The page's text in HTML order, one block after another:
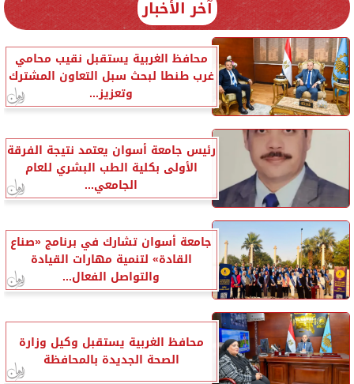
آخر الأخبار
محافظ الغربية يستقبل نقيب محامي
غرب طنطا لبحث سبل التعاون المشترك
وتعزيز...
رئيس جامعة أسوان يعتمد نتيجة الفرقة
الأولى بكلية الطب البشري للعام
الجامعي...
جامعة أسوان تشارك في برنامج «صناع
القادة» لتنمية مهارات القيادة
والتواصل الفعال...
محافظ الغربية يستقبل وكيل وزارة
الصحة الجديدة بالمحافظة